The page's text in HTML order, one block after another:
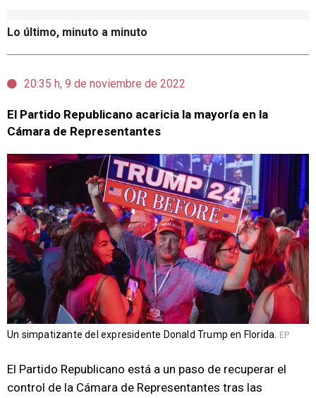
Lo último, minuto a minuto
20:35 h, 9 de noviembre de 2022
El Partido Republicano acaricia la mayoría en la
Cámara de Representantes
Un simpatizante del expresidente Donald Trump en Florida. EP
El Partido Republicano está a un paso de recuperar el
control de la Cámara de Representantes tras las